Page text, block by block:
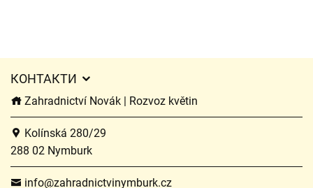
КОНТАКТИ
Zahradnictví Novák | Rozvoz květin
Kolínská 280/29
288 02 Nymburk
info@zahradnictvinymburk.cz